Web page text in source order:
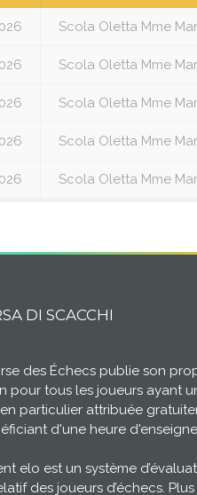
Scola Oletta Mme
Scola Oletta Mme
Scola Oletta Mme
Scola Oletta Mme
Scola Oletta Mme
DI SCACCHI
des Échecs publie son
pour tous les joueurs ayant
particulier attribuée
d'une heure
elo est un système
des joueurs d’échecs.